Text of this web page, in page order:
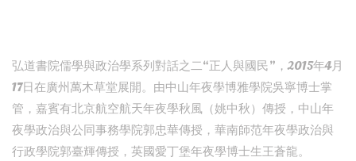
弘道書院儒學與政治學系列對話之二“正人與國民”，2015年4月
17日在廣州萬木草堂展開。由中山年夜學博雅學院吳寧博士掌
管，嘉賓有北京航空航天年夜學秋風（姚中秋）傳授，中山年
夜學政治與公同事務學院郭忠華傳授，華南師范年夜學政治與
行政學院郭臺輝傳授，英國愛丁堡年夜學博士生王蒼龍。